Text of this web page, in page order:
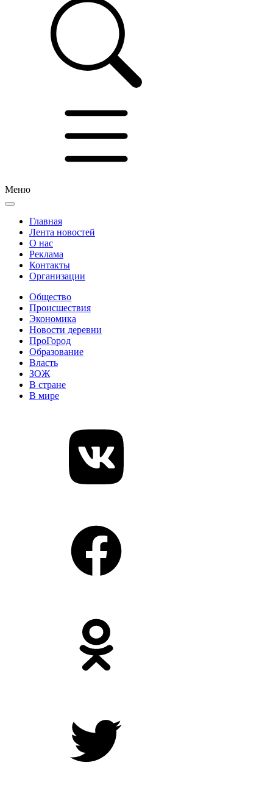
Меню
Главная
Лента новостей
О нас
Реклама
Контакты
Организации
Общество
Происшествия
Экономика
Новости деревни
ПроГород
Образование
Власть
ЗОЖ
В стране
В мире